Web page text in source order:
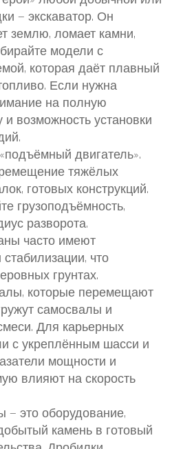
— экскаватор. Он
землю, ломает камни,
модели с
которая даёт плавный
Если нужна
на полную
возможность установки
двигатель».
тяжёлых
готовых конструкций.
грузоподъёмность,
разворота.
часто имеют
что
грунтах.
которые перемещают
самосвалы и
Для карьерных
с укреплённым шасси и
мощности и
влияют на скорость
— это оборудование,
камень в готовый